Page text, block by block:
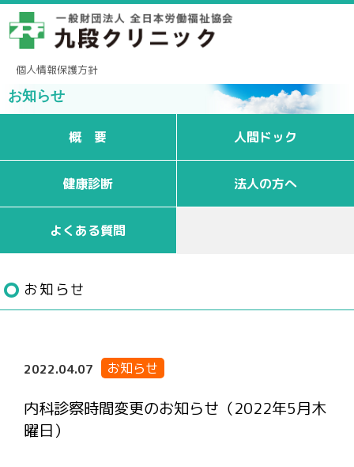
個人情報保護方針
お知らせ
概 要 人間ドック
健康診断 法人の方へ
よくある質問
お知らせ
2022.04.07 お知らせ
内科診察時間変更のお知らせ（2022年5月木
曜日）